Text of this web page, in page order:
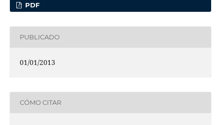
PDF
PUBLICADO
01/01/2013
CÓMO CITAR